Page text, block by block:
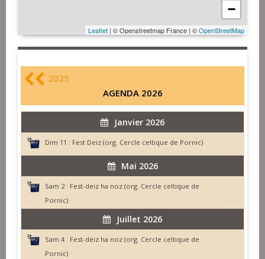
−
Leaflet | © Openstreetmap France | ©OpenStreetMap
2025
AGENDA 2026
Janvier 2026
Dim 11 : Fest Deiz (org. Cercle celtique de Pornic)
Mai 2026
Sam 2 : Fest-deiz ha noz (org. Cercle celtique de
Pornic)
Juillet 2026
Sam 4 : Fest-deiz ha noz (org. Cercle celtique de
Pornic)